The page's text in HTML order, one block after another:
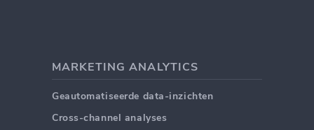
MARKETING ANALYTICS
Geautomatiseerde data-inzichten
Cross-channel analyses